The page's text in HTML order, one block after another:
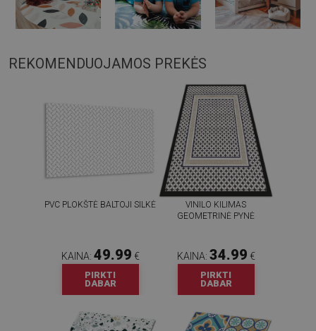
REKOMENDUOJAMOS PREKĖS
PVC PLOKŠTĖ BALTOJI SILKĖ
KAINA: 49.99 €
PIRKTI
DABAR
VINILO KILIMAS
GEOMETRINĖ PYNĖ
KAINA: 34.99 €
PIRKTI
DABAR